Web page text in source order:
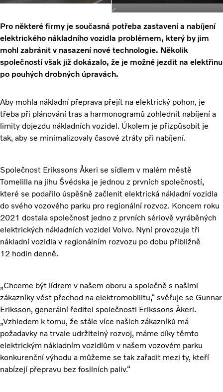
Pro některé firmy je současná potřeba zastavení a nabíjení
elektrického nákladního vozidla problémem, který by jim
mohl zabránit v nasazení nové technologie. Několik
společností však již dokázalo, že je možné jezdit na elektřinu
po pouhých drobných úpravách.
Aby mohla nákladní přeprava přejít na elektrický pohon, je
třeba při plánování tras a harmonogramů zohlednit nabíjení a
limity dojezdu nákladních vozidel. Úkolem je přizpůsobit je
tak, aby se minimalizovaly časové ztráty při nabíjení.
Společnost Erikssons Åkeri se sídlem v malém městě
Tomelilla na jihu Švédska je jednou z prvních společností,
které se podařilo úspěšně začlenit elektrická nákladní vozidla
do svého vozového parku pro regionální rozvoz. Koncem roku
2021 dostala společnost jedno z prvních sériově vyráběných
elektrických nákladních vozidel Volvo. Nyní provozuje tři
nákladní vozidla v regionálním rozvozu po dobu přibližně
12 hodin denně.
„Chceme být lídrem v našem oboru a společně s našimi
zákazníky vést přechod na elektromobilitu,“ svěřuje se Gunnar
Eriksson, generální ředitel společnosti Erikssons Åkeri.
„Vzhledem k tomu, že stále více našich zákazníků má
požadavky na trvale udržitelný rozvoj, máme díky těmto
elektrickým nákladním vozidlům v našem vozovém parku
konkurenční výhodu a můžeme se tak zařadit mezi ty, kteří
nabízejí přepravu bez fosilních paliv.“